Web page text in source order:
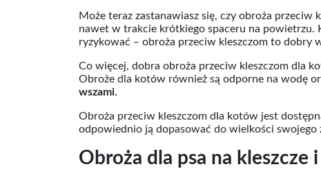
Może teraz zastanawiasz się, czy obroża przeciw
nawet w trakcie krótkiego spaceru na powietrzu.
ryzykować – obroża przeciw kleszczom to dobry
Co więcej, dobra obroża przeciw kleszczom dla
Obroże dla kotów również są odporne na wodę
wszami.
Obroża przeciw kleszczom dla kotów jest
odpowiednio ją dopasować do wielkości swojego
Obroża dla psa na kleszcze